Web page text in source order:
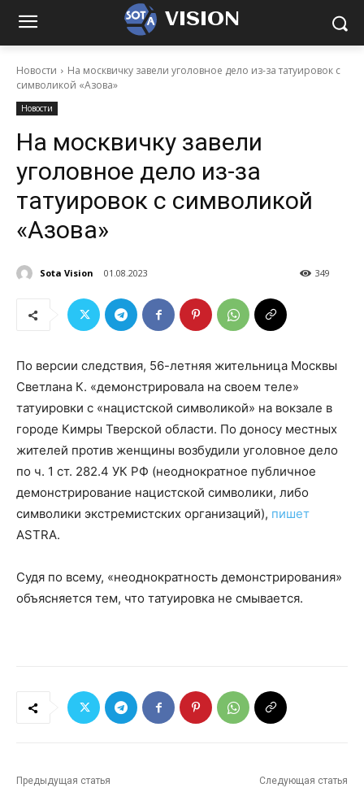
VISION
Новости
На москвичку завели уголовное дело из-за татуировок с
символикой «Азова»
Новости
На москвичку завели
уголовное дело из-за
татуировок с символикой
«Азова»
Sota Vision 01.08.2023 349
По версии следствия, 56-летняя жительница Москвы
Светлана К. «демонстрировала на своем теле»
татуировки с «нацистской символикой» на вокзале в
городе Кимры Тверской области. По доносу местных
жителей против женщины возбудили уголовное дело
по ч. 1 ст. 282.4 УК РФ (неоднократное публичное
демонстрирование нацистской символики, либо
символики экстремистских организаций), пишет
ASTRA.
Судя по всему, «неоднократность демонстрирования»
объясняется тем, что татуировка не смывается.
Предыдущая статья Следующая статья